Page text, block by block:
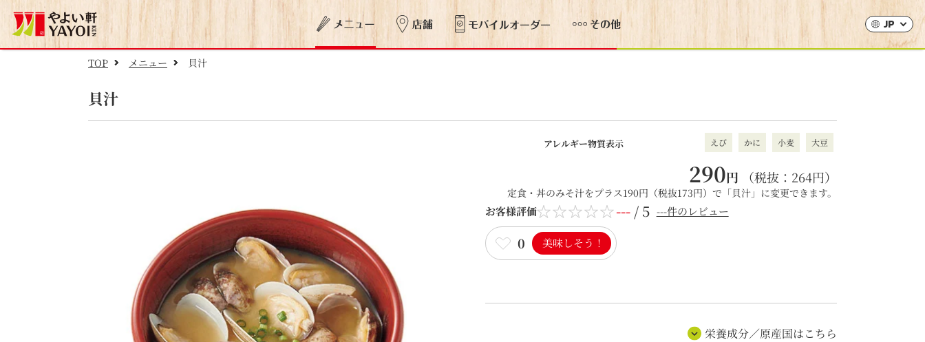
JP
TOP メニュー 貝汁
貝汁
アレルギー物質表示 えび かに 小麦 大豆
290円 （税抜： 264円）
定食・丼のみそ汁をプラス190円（税抜173円）で「貝汁」に変更できます。
お客様評価 --- / 5 ---件のレビュー
0 美味しそう！
栄養成分／原産国はこちら